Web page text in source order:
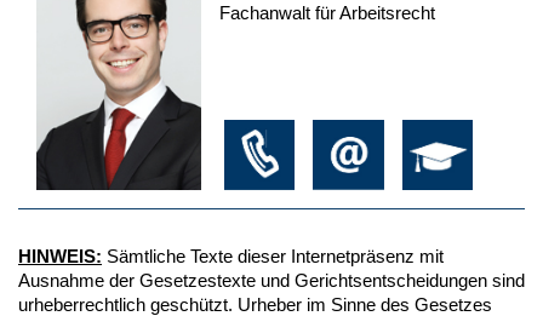
Fachanwalt für Arbeitsrecht
HINWEIS: Sämtliche Texte dieser Internetpräsenz mit
Ausnahme der Gesetzestexte und Gerichtsentscheidungen sind
urheberrechtlich geschützt. Urheber im Sinne des Gesetzes